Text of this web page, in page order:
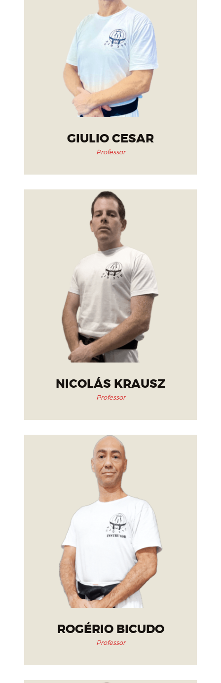
GIULIO CESAR
Professor
NICOLÁS KRAUSZ
Professor
ROGÉRIO BICUDO
Professor